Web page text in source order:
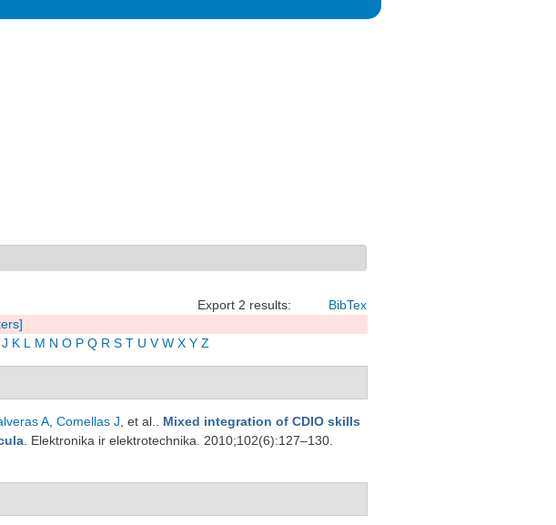
Export 2 results: BibTex
J K L M N O P Q R S T U V W X Y Z
A Comellas J , et al.
Mixed integration of CDIO skills
. Elektronika ir elektrotechnika. 2010;102(6):127–130.